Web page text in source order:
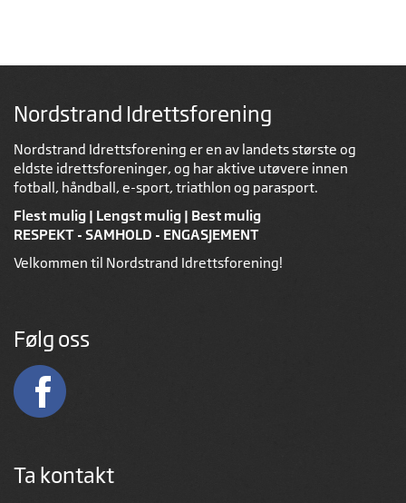
Nordstrand Idrettsforening
Nordstrand Idrettsforening er en av landets største og
eldste idrettsforeninger, og har aktive utøvere innen
fotball, håndball, e-sport, triathlon og parasport.
Flest mulig | Lengst mulig | Best mulig
RESPEKT - SAMHOLD - ENGASJEMENT
Velkommen til Nordstrand Idrettsforening!
Følg oss
Ta kontakt